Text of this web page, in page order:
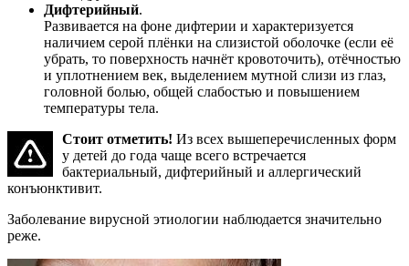
Дифтерийный.
Развивается на фоне дифтерии и характеризуется
наличием серой плёнки на слизистой оболочке (если её
убрать, то поверхность начнёт кровоточить), отёчностью
и уплотнением век, выделением мутной слизи из глаз,
головной болью, общей слабостью и повышением
температуры тела.
Стоит отметить! Из всех вышеперечисленных форм
у детей до года чаще всего встречается
бактериальный, дифтерийный и аллергический
конъюнктивит.
Заболевание вирусной этиологии наблюдается значительно
реже.